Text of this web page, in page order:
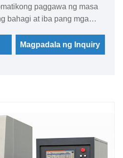
paggawa ng masa
bahagi at iba pang mga
teknolohiya tulad ng
deformation na istraktura,
ng hard riles CNC lathes,
at hydraulic lathes, upang
produksyon upang
sa paggawa at pagbutihin
Magpadala ng Inquiry